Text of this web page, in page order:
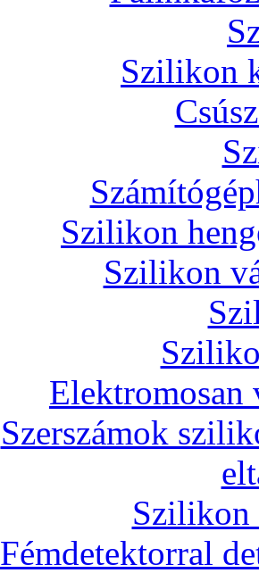
Szilikon
Szilikon
Szilikon
Elektromosan
Szerszámok
Szilikon
Fémdetektorral